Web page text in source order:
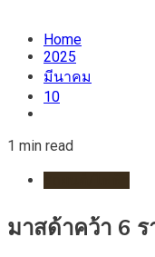
Home
2025
มีนาคม
10
1 min read
มาสด้าคว้า 6